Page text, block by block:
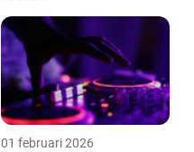
01 februari 2026